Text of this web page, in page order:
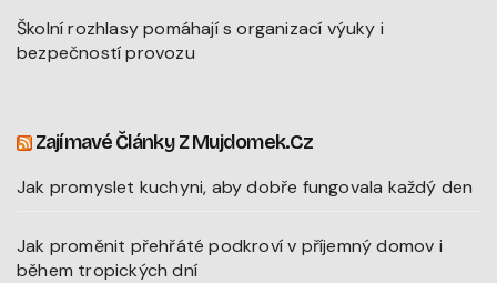
Školní rozhlasy pomáhají s organizací výuky i
bezpečností provozu
Zajímavé Články Z Mujdomek.cz
Jak promyslet kuchyni, aby dobře fungovala každý den
Jak proměnit přehřáté podkroví v příjemný domov i
během tropických dní